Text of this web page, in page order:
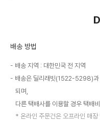
배송 방법
배송 지역 : 대한민국 전 지역
배송은 딜리래빗(1522-5298)
되며,
다른 택배사를 이용할 경우 택배
온라인 주문건은 오프라인 매장